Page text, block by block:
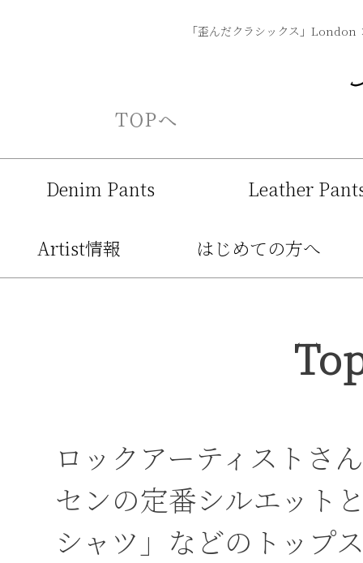
「歪んだクラシックス」
Denim Pants Leather
Artist情報 はじめての方へ
ロックアーティストさ
センの定番シルエット
シャツ」などのトップ